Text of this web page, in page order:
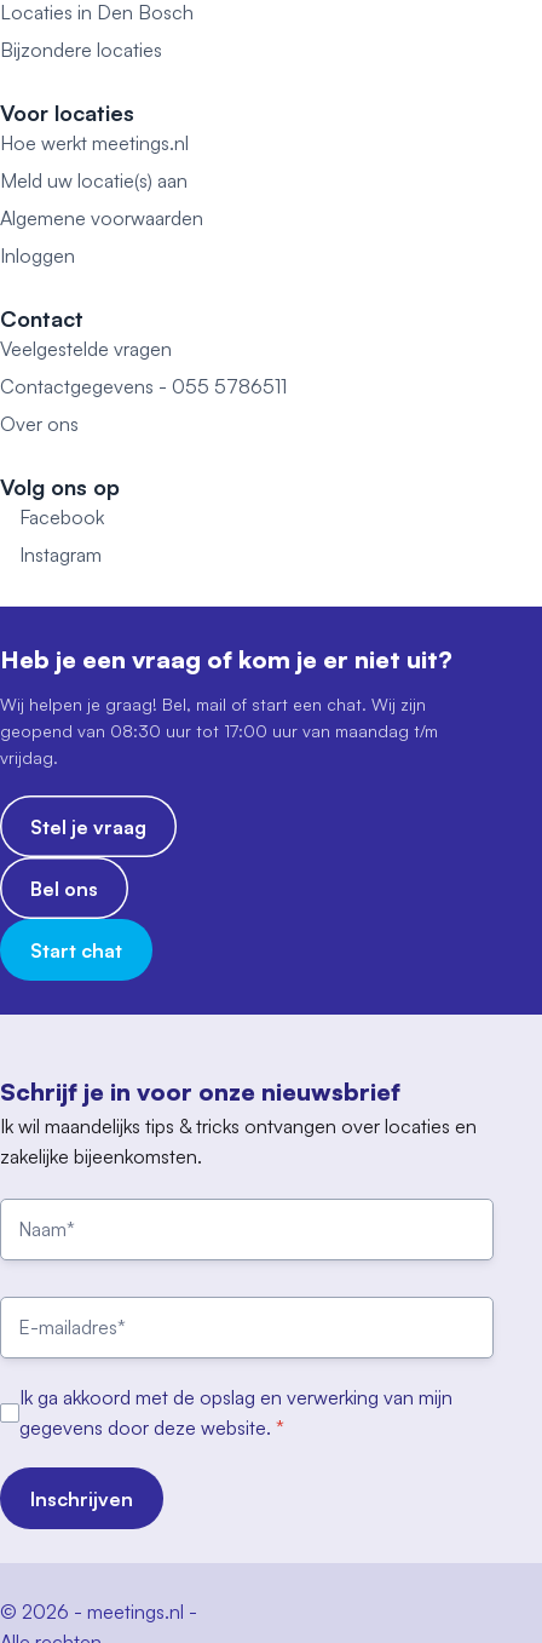
Locaties in Den Bosch
Bijzondere locaties
Voor locaties
Hoe werkt meetings.nl
Meld uw locatie(s) aan
Algemene voorwaarden
Inloggen
Contact
Veelgestelde vragen
Contactgegevens - 055 5786511
Over ons
Volg ons op
Facebook
Instagram
Schrijf je in voor onze nieuwsbrief
Ik wil maandelijks tips & tricks ontvangen over locaties en
zakelijke bijeenkomsten.
Ik ga akkoord met de opslag en verwerking van mijn
gegevens door deze website. *
Inschrijven
Heb je een vraag of kom je er niet uit?
Wij helpen je graag! Bel, mail of start een chat. Wij zijn
geopend van 08:30 uur tot 17:00 uur van maandag t/m
vrijdag.
Stel je vraag
Bel ons
Start chat
© 2026 - meetings.nl -